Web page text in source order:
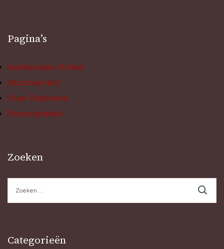
Pagina’s
Aanbevolen Artikel
Abonnement
Over Robineva
Privacybeleid
Zoeken
naar:
Categorieën